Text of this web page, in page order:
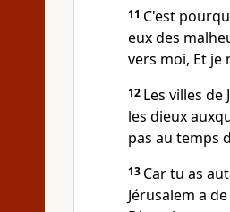
11 C'est
eux des
vers moi, Et je
12 Les villes
les dieux
pas au temps
13 Car tu as
Jérusalem a